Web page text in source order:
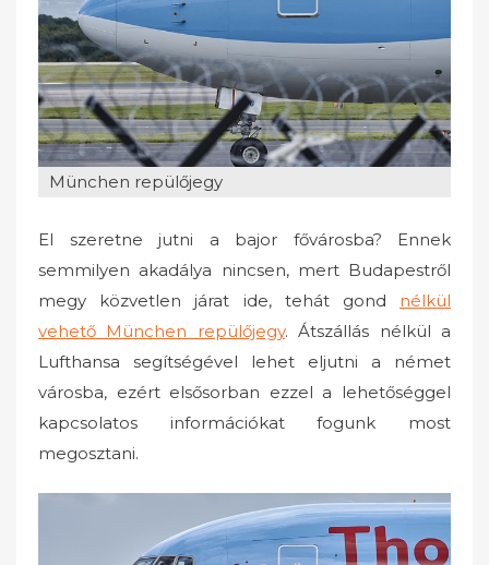
o
n
München repülőjegy
El szeretne jutni a bajor fővárosba? Ennek
semmilyen akadálya nincsen, mert Budapestről
megy közvetlen járat ide, tehát gond nélkül
vehető München repülőjegy. Átszállás nélkül a
Lufthansa segítségével lehet eljutni a német
városba, ezért elsősorban ezzel a lehetőséggel
kapcsolatos információkat fogunk most
megosztani.